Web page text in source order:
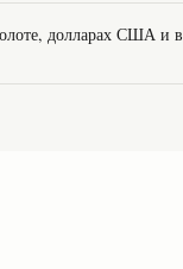
долларах США и в